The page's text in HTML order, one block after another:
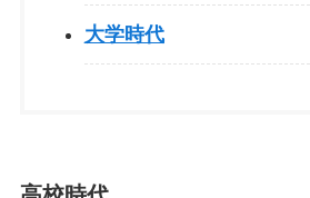
大学時代